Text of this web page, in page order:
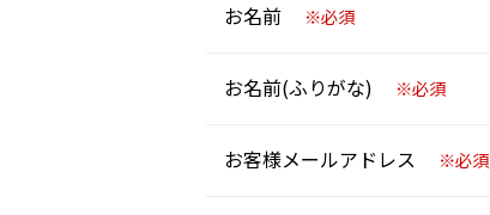
お名前 ※必須
お名前(ふりがな) ※必須
お客様メールアドレス ※必須